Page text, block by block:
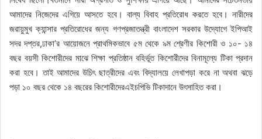
আমাদের নিজেদের এগিয়ে আসতে হবে। বাল্য বিবাহ প্রতিরোধ করতে হবে। নারীদের
জরায়ুমুখ ক্যান্সার প্রতিরোধের জন্য গণপ্রজাতন্ত্রী বাংলাদেশ সরকার উদ্যোগে ইপিআই
সদর দপ্তর,ঢাকা’র আয়োজনে প্রাথমিকভাবে ৫ম থেকে ৯ম শ্রেণীর কিশোরী ও ১০- ১৪
বছর বয়সী কিশোরীদের মাঝে শিক্ষা প্রতিষ্ঠান বহির্ভূত কিশোরীদের বিনামূল্যে টিকা প্রদান
করা হবে। তাই আমাদের উচিৎ ছাত্রীদের এবং বিদ্যালয়ে লেখাপড়া করে না অথবা ঝড়ে
পড়া ১০ বছর থেকে ১৪ বছরের কিশোরীদেরএইচপিভি টিকাদানে উৎসাহিত করা।